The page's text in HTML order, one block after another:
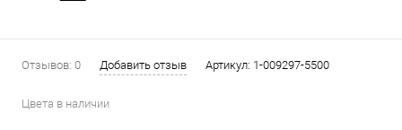
Отзывов: 0 Добавить отзыв Артикул: 1-009297-5500
Цвета в наличии